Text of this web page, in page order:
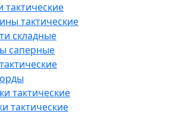
тактические
тактические
складные
саперные
тактические
тактические